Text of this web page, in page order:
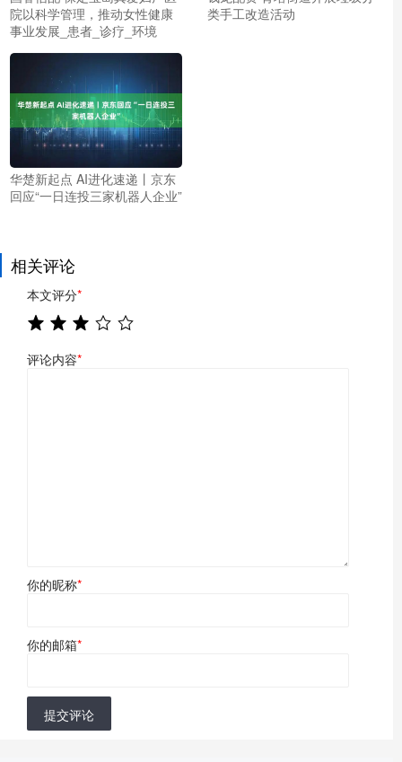
院以科学管理，推动女性健康
事业发展_患者_诊疗_环境
类手工改造活动
华楚新起点 AI进化速递丨京东
回应“一日连投三家机器人企业”
相关评论
本文评分*
评论内容*
你的昵称*
你的邮箱*
提交评论